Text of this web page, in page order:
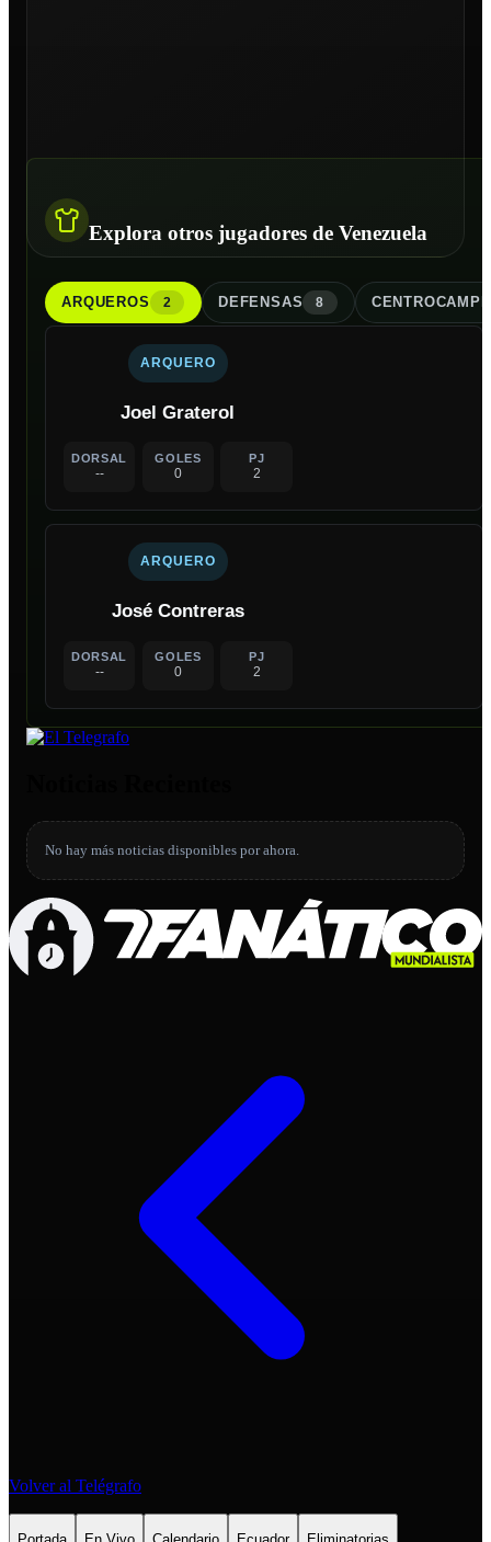
Explora otros jugadores de Venezuela
ARQUEROS 2 DEFENSAS 8
ARQUERO
Joel Graterol
DORSAL
--
GOLES
0
PJ
2
ARQUERO
José Contreras
DORSAL
--
GOLES
0
PJ
2
No hay más noticias disponibles por ahora.
Volver al Telégrafo